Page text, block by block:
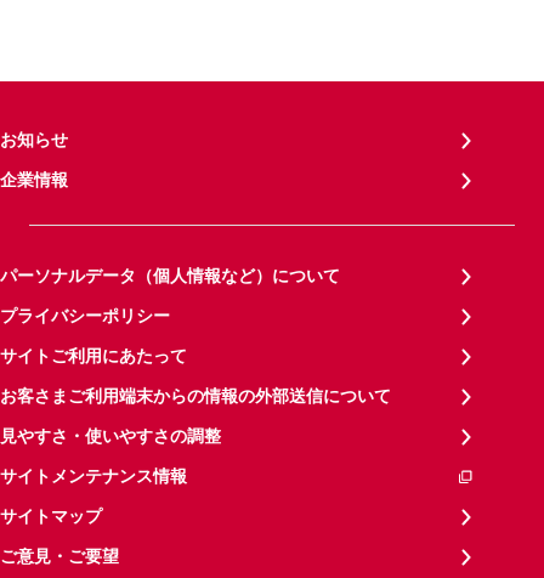
お知らせ
企業情報
パーソナルデータ（個人情報など）について
プライバシーポリシー
サイトご利用にあたって
お客さまご利用端末からの情報の外部送信について
見やすさ・使いやすさの調整
サイトメンテナンス情報
サイトマップ
ご意見・ご要望